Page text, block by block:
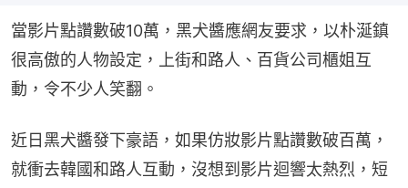
當影片點讚數破10萬，黑犬醬應網友要求，以朴涎鎮
很高傲的人物設定，上街和路人、百貨公司櫃姐互
動，令不少人笑翻。
近日黑犬醬發下豪語，如果仿妝影片點讚數破百萬，
就衝去韓國和路人互動，沒想到影片迴響太熱烈，短